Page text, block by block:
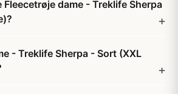
Fleecetrøje dame - Treklife Sherpa
- Treklife Sherpa - Sort (XXL